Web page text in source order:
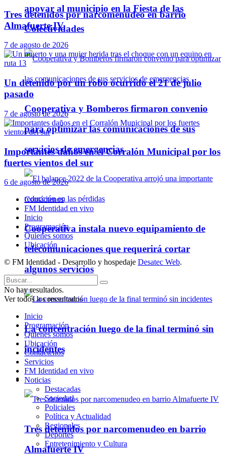
apoyar al municipio en la Fiesta de las
Colectividades
Cooperativa y Bomberos firmaron convenio
para optimizar las comunicaciones de sus
servicios de emergencias
Cooperativa instala nuevo equipamiento de
telecomunicaciones que requerirá cortar
algunos servicios
La concentración luego de la final terminó sin
incidentes
Policiales
Tres detenidos por narcomenudeo en barrio
Almafuerte IV
Tres detenidos por narcomenudeo en barrio
Almafuerte IV
7 de agosto de 2026
Un detenido por un robo ocurrido el 21 de julio
pasado
7 de agosto de 2026
Importantes daños en el Corralón Municipal por los
fuertes vientos del sur
6 de agosto de 2026
Contáctenos
FM Identidad en vivo
Inicio
Programación
Quienes somos
Ubicación
© FM Identidad - Desarrollo y hospedaje Desatec Web.
No hay resultados.
Ver todos los ressultados
Inicio
Programación
Quienes somos
Ubicación
Contáctenos
Servicios
FM Identidad en vivo
Noticias
Destacadas
Sociedad
Policiales
Política y Actualidad
Regionales
Deportes
Entretenimiento y Cultura